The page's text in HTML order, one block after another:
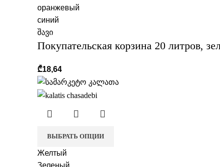
оранжевый
синий
შავი
Покупательская корзина 20 литров,
₾18,64
ВЫБРАТЬ ОПЦИИ
Желтый